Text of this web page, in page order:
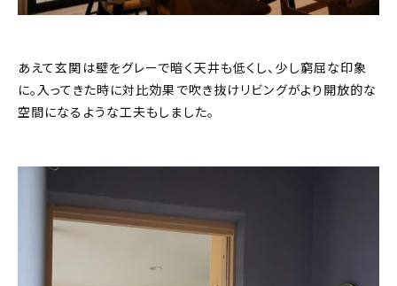
あえて玄関は壁をグレーで暗く天井も低くし、少し窮屈な印象
に。入ってきた時に対比効果で吹き抜けリビングがより開放的な
空間になるような工夫もしました。